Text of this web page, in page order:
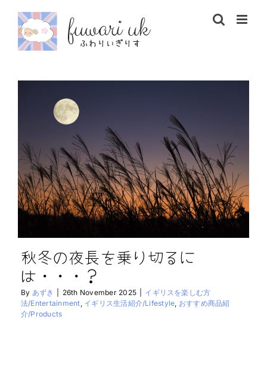
content
秋冬の夜長を乗り切るに
は・・・？
By あずき 26th November 2025
イギリスを楽しむ方
法/Entertainment, イギリス生活紹介/Lifestyle, おすすめ商品紹
介/Products